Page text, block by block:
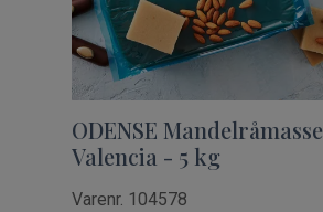
ODENSE Mandelråmasse
Valencia - 5 kg
Varenr. 104578